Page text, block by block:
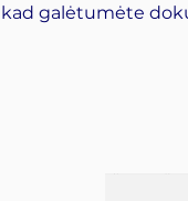
kad galėtumėte